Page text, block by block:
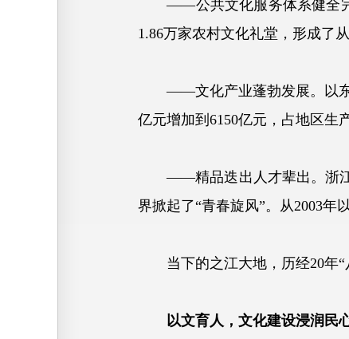
——公共文化服务体系健全完善
1.86万家农村文化礼堂，形成了
——文化产业蓬勃发展。以东阳
亿元增加到6150亿元，占地区生
——精品迭出人才辈出。浙江
界掀起了“青春旋风”。从2003年
当下的之江大地，历经20年“
以文育人，文化建设浸润民